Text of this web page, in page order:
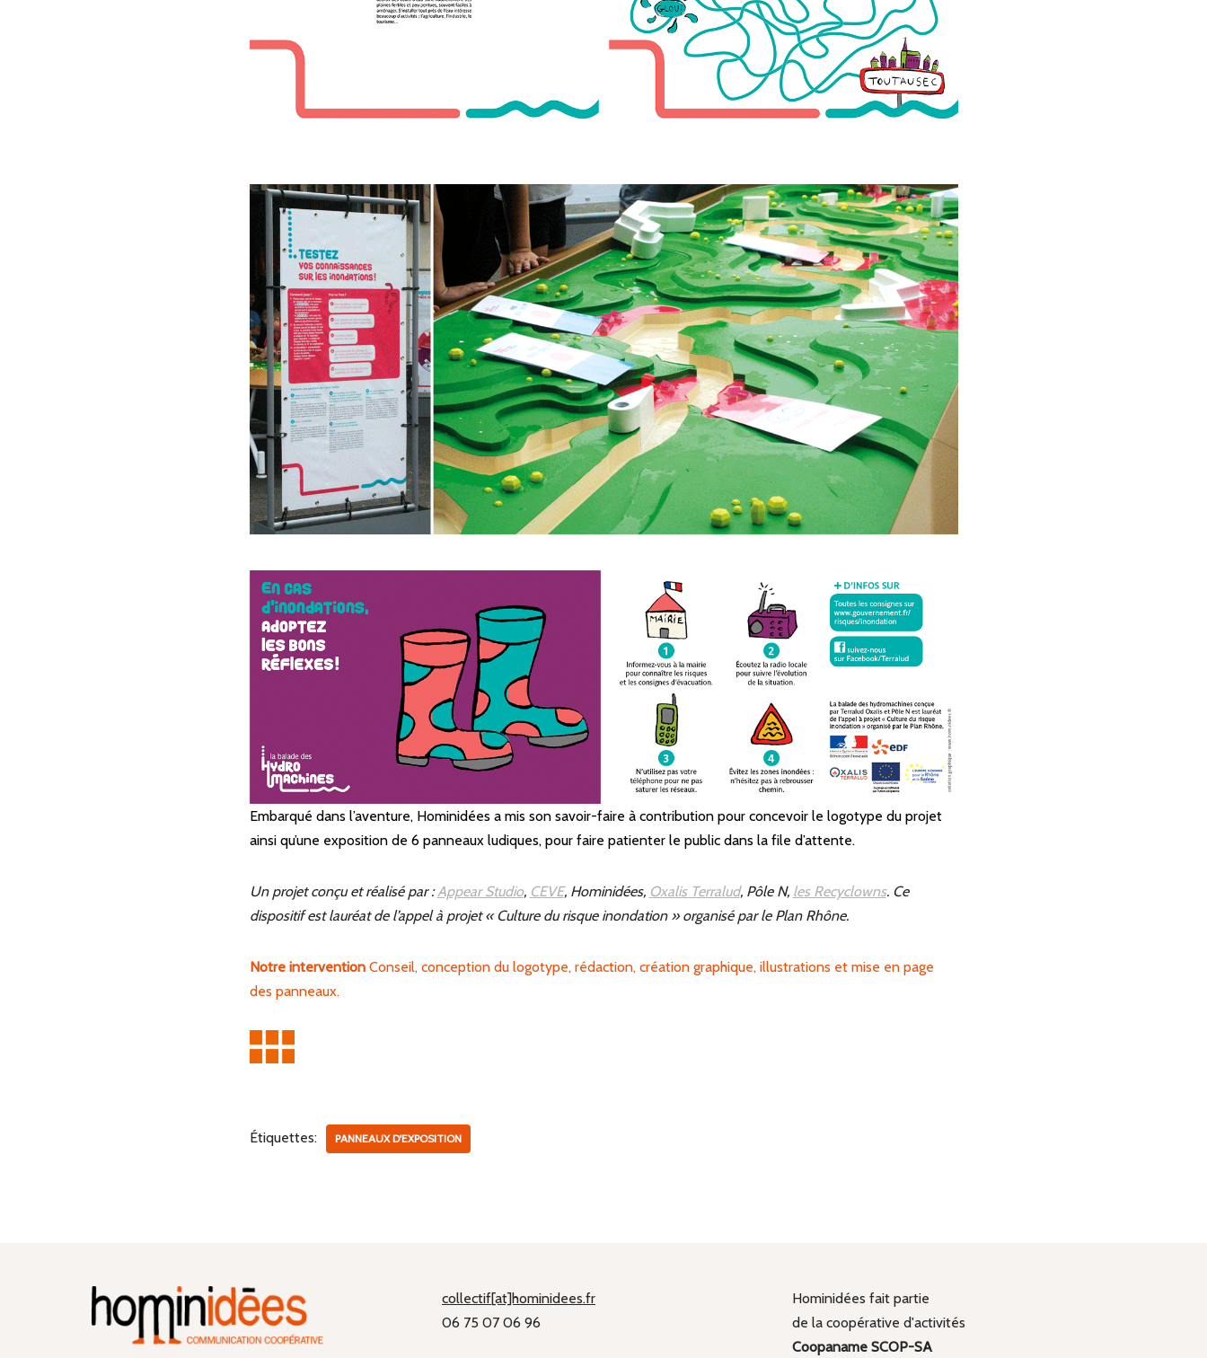
Embarqué dans l’aventure, Hominidées a mis son savoir-faire à contribution pour concevoir le logotype du projet
ainsi qu’une exposition de 6 panneaux ludiques, pour faire patienter le public dans la file d’attente.
Un projet conçu et réalisé par :Appear Studio, CEVE, Hominidées, Oxalis Terralud, Pôle N, les Recyclowns. Ce
dispositif est lauréat de l’appel à projet « Culture du risque inondation » organisé par le Plan Rhône.
Notre interventionConseil, conception du logotype, rédaction, création graphique, illustrations et mise en page
des panneaux.
Étiquettes: PANNEAUX D'EXPOSITION
collectif[at]hominidees.fr
06 75 07 06 96
Hominidées fait partie
de la coopérative d'activités
Coopaname SCOP-SA